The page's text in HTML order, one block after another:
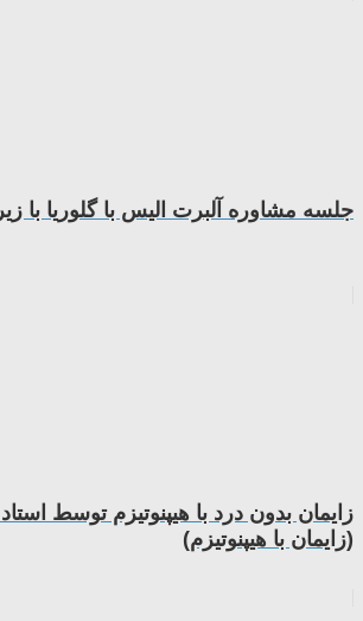
جلسه مشاوره آلبرت الیس با گلوریا با
زایمان بدون درد با هیپنوتیزم توسط
(زایمان با هیپنوتیزم)